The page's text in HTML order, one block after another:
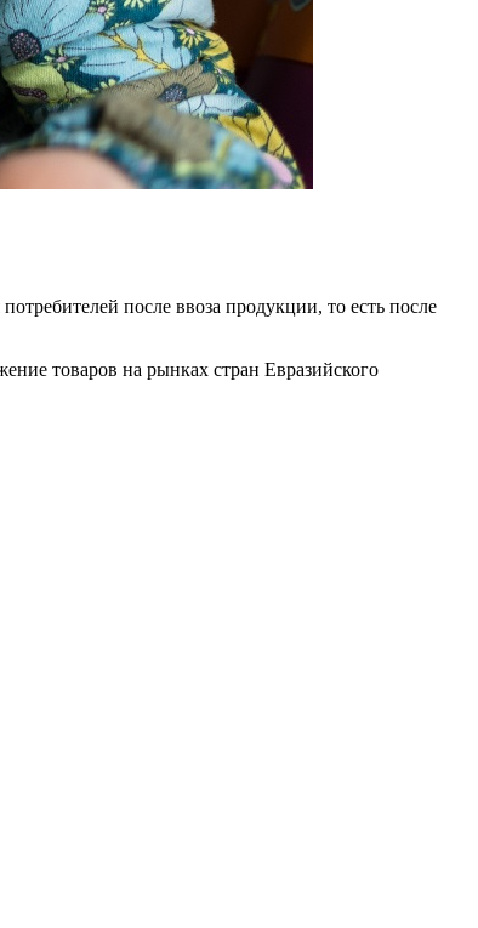
после ввоза продукции, то есть после
товаров на рынках стран Евразийского